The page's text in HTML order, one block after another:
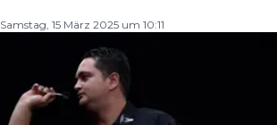
Samstag, 15 März 2025 um 10:11